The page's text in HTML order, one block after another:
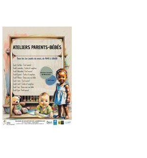
Vie de couple
Aide aux parents
Place aux grands-parents